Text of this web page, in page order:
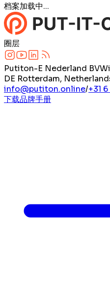
档案加载中...
圈层
Putiton-E Nederland BV
DE Rotterdam,
info@putiton.online/+31
下载品牌手册